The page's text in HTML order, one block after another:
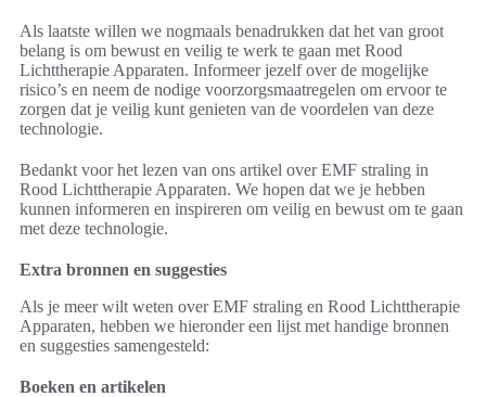
Als laatste willen we nogmaals benadrukken dat het van groot
belang is om bewust en veilig te werk te gaan met Rood
Lichttherapie Apparaten. Informeer jezelf over de mogelijke
risico’s en neem de nodige voorzorgsmaatregelen om ervoor te
zorgen dat je veilig kunt genieten van de voordelen van deze
technologie.
Bedankt voor het lezen van ons artikel over EMF straling in
Rood Lichttherapie Apparaten. We hopen dat we je hebben
kunnen informeren en inspireren om veilig en bewust om te gaan
met deze technologie.
Extra bronnen en suggesties
Als je meer wilt weten over EMF straling en Rood Lichttherapie
Apparaten, hebben we hieronder een lijst met handige bronnen
en suggesties samengesteld:
Boeken en artikelen